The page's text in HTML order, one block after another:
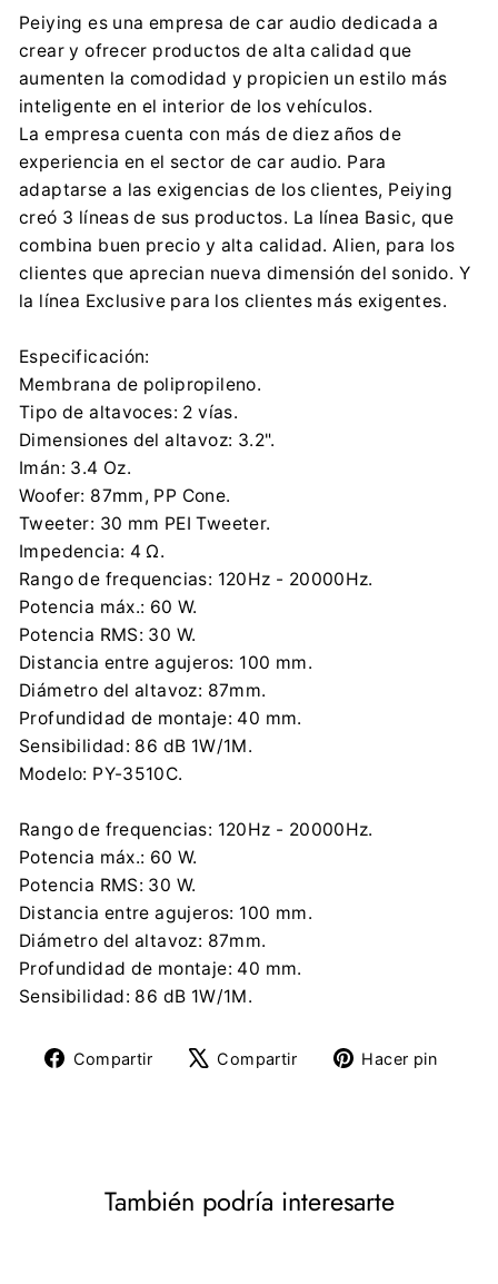
0048 25 685 00 00
Lechpol Electronics Leszek Sp. k.
Garwolińska 1, 08-400 Miętne
serwis@lechpol.pl
0048 25 685 00 00
Peiying es una empresa de car audio dedicada a
crear y ofrecer productos de alta calidad que
aumenten la comodidad y propicien un estilo más
inteligente en el interior de los vehículos.
La empresa cuenta con más de diez años de
experiencia en el sector de car audio. Para
adaptarse a las exigencias de los clientes, Peiying
creó 3 líneas de sus productos. La línea Basic, que
combina buen precio y alta calidad. Alien, para los
clientes que aprecian nueva dimensión del sonido. Y
la línea Exclusive para los clientes más exigentes.
Especificación:
Membrana de polipropileno.
Tipo de altavoces: 2 vías.
Dimensiones del altavoz: 3.2".
Imán: 3.4 Oz.
Woofer: 87mm, PP Cone.
Tweeter: 30 mm PEI Tweeter.
Impedencia: 4 Ω.
Rango de frequencias: 120Hz - 20000Hz.
Potencia máx.: 60 W.
Potencia RMS: 30 W.
Distancia entre agujeros: 100 mm.
Diámetro del altavoz: 87mm.
Profundidad de montaje: 40 mm.
Sensibilidad: 86 dB 1W/1M.
Modelo: PY-3510C.
Rango de frequencias: 120Hz - 20000Hz.
Potencia máx.: 60 W.
Potencia RMS: 30 W.
Distancia entre agujeros: 100 mm.
Diámetro del altavoz: 87mm.
Profundidad de montaje: 40 mm.
Sensibilidad: 86 dB 1W/1M.
Compartir
CompartirCompartir
TuitearHacer pin
También podría interesarte